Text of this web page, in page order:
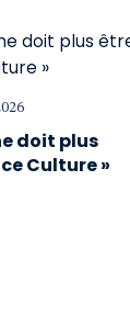
doit plus
Culture »